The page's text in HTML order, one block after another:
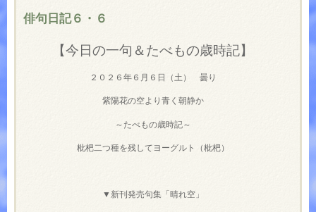
俳句日記６・６
【今日の一句＆たべもの歳時記】
２０２６年６月６日（土） 曇り
紫陽花の空より青く朝静か
～たべもの歳時記～
枇杷二つ種を残してヨーグルト（枇杷）
▼新刊発売句集「晴れ空」